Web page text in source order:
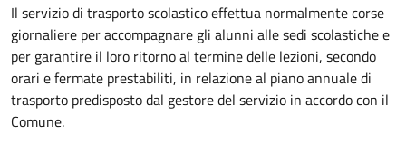
Il servizio di trasporto scolastico effettua normalmente corse
giornaliere per accompagnare gli alunni alle sedi scolastiche e
per garantire il loro ritorno al termine delle lezioni, secondo
orari e fermate prestabiliti, in relazione al piano annuale di
trasporto predisposto dal gestore del servizio in accordo con il
Comune.